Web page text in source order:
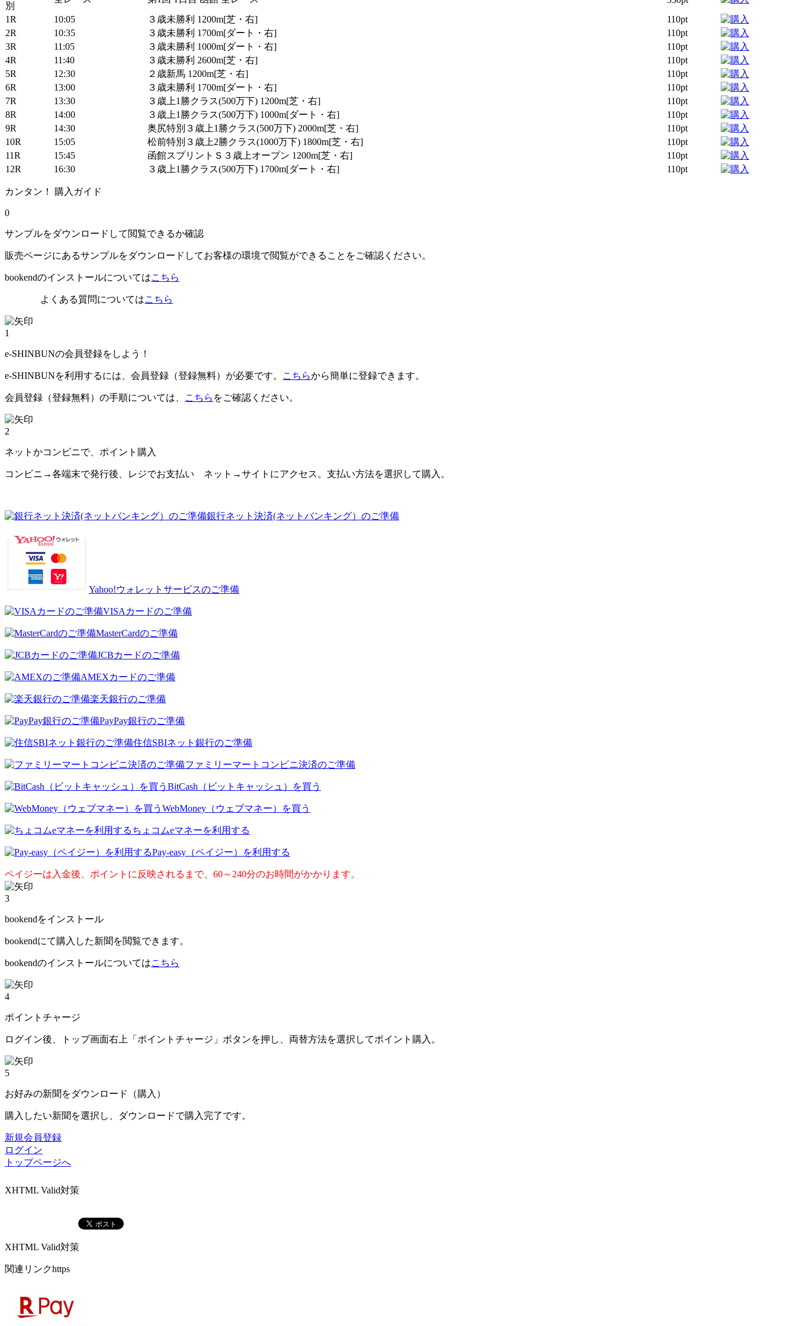
1R
10:05 ３歳未勝利 1200m[芝・右]
110pt
2R
10:35 ３歳未勝利 1700m[ダート・右]
110pt
3R
11:05 ３歳未勝利 1000m[ダート・右]
110pt
4R
11:40 ３歳未勝利 2600m[芝・右]
110pt
5R
12:30 ２歳新馬 1200m[芝・右]
110pt
6R
13:00 ３歳未勝利 1700m[ダート・右]
110pt
7R
13:30 ３歳上1勝クラス(500万下) 1200m[芝・右]
110pt
8R
14:00 ３歳上1勝クラス(500万下) 1000m[ダート・右]
110pt
9R
14:30 奥尻特別３歳上1勝クラス(500万下) 2000m[芝・右]
110pt
10R
15:05 松前特別３歳上2勝クラス(1000万下) 1800m[芝・右]
110pt
11R
15:45 函館スプリントＳ３歳上オープン 1200m[芝・右]
110pt
12R
16:30 ３歳上1勝クラス(500万下) 1700m[ダート・右] 110pt
カンタン！ 購入ガイド
0
サンプルをダウンロードして閲覧できるか確認
販売ページにあるサンプルをダウンロードしてお客様の環境で閲覧ができることをご確認ください。
bookendのインストールについてはこちら
よくある質問についてはこちら
1
e-SHINBUNの会員登録をしよう！
e-SHINBUNを利用するには、会員登録（登録無料）が必要です。 こちらから簡単に登録できます。
会員登録（登録無料）の手順については、 こちら をご確認ください。
2
ネットかコンビニで、ポイント購入
コンビニ→各端末で発行後、レジでお支払い ネット→サイトにアクセス。支払い方法を選択して購入。
銀行ネット決済(ネットバンキング）のご準備
Yahoo!ウォレットサービスのご準備
VISAカードのご準備
MasterCardのご準備
JCBカードのご準備
AMEXカードのご準備
楽天銀行のご準備
PayPay銀行のご準備
住信SBIネット銀行のご準備
ファミリーマートコンビニ決済のご準備
BitCash（ビットキャッシュ）を買う
WebMoney（ウェブマネー）を買う
ちょコムeマネーを利用する
Pay-easy（ペイジー）を利用する
ペイジーは入金後、ポイントに反映されるまで、60～240分のお時間がかかります。
3
bookendをインストール
bookendにて購入した新聞を閲覧できます。
bookendのインストールについてはこちら
4
ポイントチャージ
ログイン後、トップ画面右上「ポイントチャージ」ボタンを押し、両替方法を選択してポイント購入。
5
お好みの新聞をダウンロード（購入）
購入したい新聞を選択し、ダウンロードで購入完了です。
新規会員登録
ログイン
トップページへ
XHTML Valid対策
XHTML Valid対策
関連リンクhttps